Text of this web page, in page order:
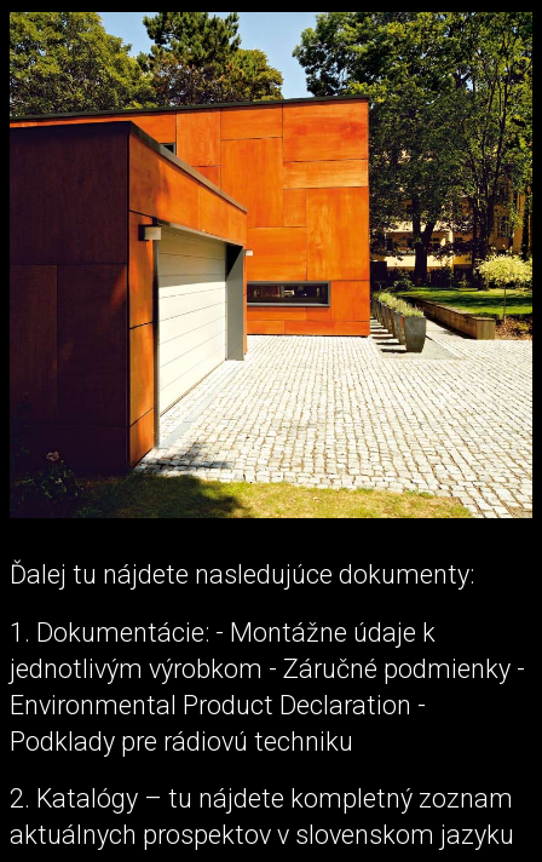
Ďalej tu nájdete nasledujúce dokumenty:
1. Dokumentácie: - Montážne údaje k
jednotlivým výrobkom - Záručné podmienky -
Environmental Product Declaration -
Podklady pre rádiovú techniku
2. Katalógy – tu nájdete kompletný zoznam
aktuálnych prospektov v slovenskom jazyku